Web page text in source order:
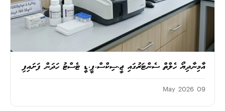
އާމިނާދިޔޯ ހެލްތް ސެންޓަރުގައި ޖީ.ސިކްސް.ޕީ.ޑީ ޓެސްޓު ހަދަން ފަށައިފި
09 May 2026